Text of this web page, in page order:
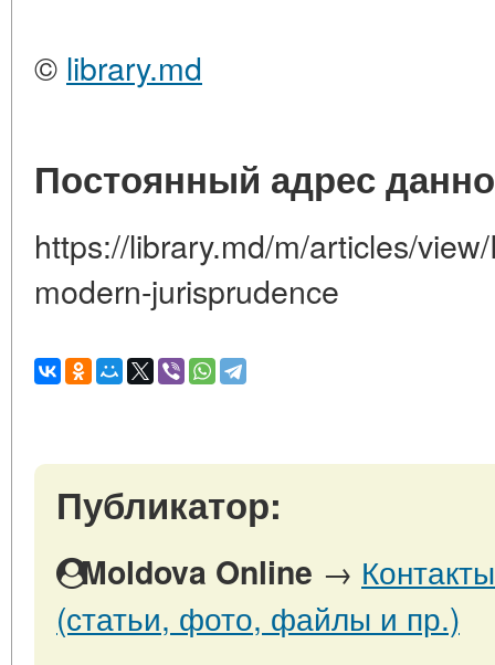
© library.md
Постоянный адрес
https://library.md/m/articles/
modern-jurisprudence
Публикатор:
Moldova Online →
(статьи, фото, файлы и пр.)